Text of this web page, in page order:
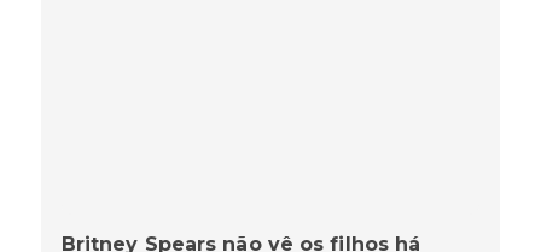
Britney Spears não vê os filhos há